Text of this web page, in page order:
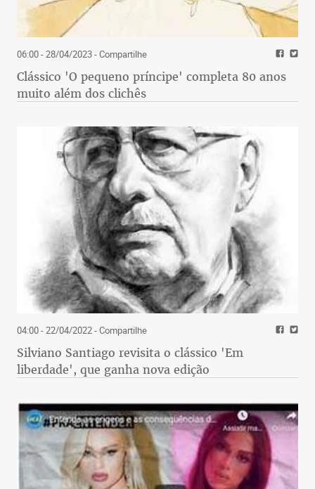
é quanto o Facebook doou para Ong Ação da
Cidadania, que destinará os recursos para
combater a fome no Brasil
(foto: Peter Summers AFP 18/3/21)
''Só compre moedas digitais se
você estiver preparado para
perder todo o seu dinheiro''
Andrew Bailey, presidente do Banco da
Inglaterra
06:00 - 28/04/2023- Compartilhe
Clássico 'O pequeno príncipe' completa 80 anos
muito além dos clichês
04:00 - 22/04/2022- Compartilhe
Silviano Santiago revisita o clássico 'Em
liberdade', que ganha nova edição